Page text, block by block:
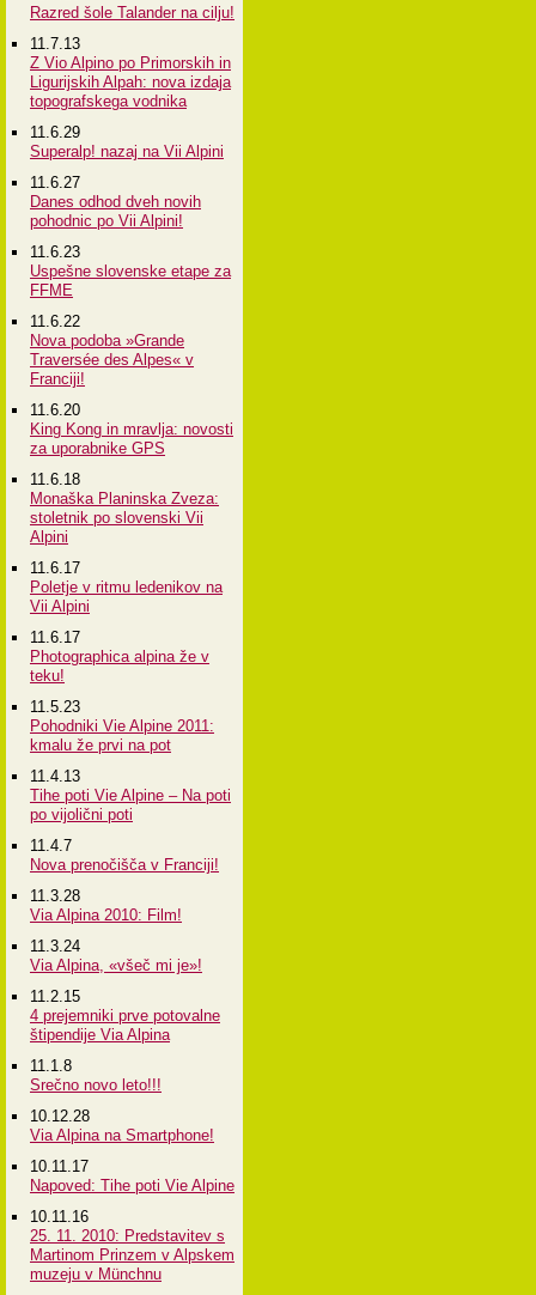
Razred šole Talander na cilju!
11.7.13
Z Vio Alpino po Primorskih in
Ligurijskih Alpah: nova izdaja
topografskega vodnika
11.6.29
Superalp! nazaj na Vii Alpini
11.6.27
Danes odhod dveh novih
pohodnic po Vii Alpini!
11.6.23
Uspešne slovenske etape za
FFME
11.6.22
Nova podoba »Grande
Traversée des Alpes« v
Franciji!
11.6.20
King Kong in mravlja: novosti
za uporabnike GPS
11.6.18
Monaška Planinska Zveza:
stoletnik po slovenski Vii
Alpini
11.6.17
Poletje v ritmu ledenikov na
Vii Alpini
11.6.17
Photographica alpina že v
teku!
11.5.23
Pohodniki Vie Alpine 2011:
kmalu že prvi na pot
11.4.13
Tihe poti Vie Alpine – Na poti
po vijolični poti
11.4.7
Nova prenočišča v Franciji!
11.3.28
Via Alpina 2010: Film!
11.3.24
Via Alpina, «všeč mi je»!
11.2.15
4 prejemniki prve potovalne
štipendije Via Alpina
11.1.8
Srečno novo leto!!!
10.12.28
Via Alpina na Smartphone!
10.11.17
Napoved: Tihe poti Vie Alpine
10.11.16
25. 11. 2010: Predstavitev s
Martinom Prinzem v Alpskem
muzeju v Münchnu